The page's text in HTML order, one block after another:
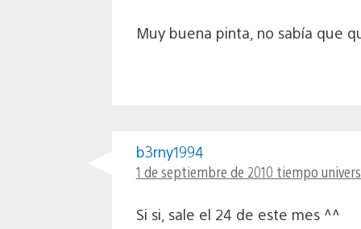
Muy buena pinta, no sabía que
b3rny1994
1 de septiembre de 2010 tiempo
Si si, sale el 24 de este mes ^^